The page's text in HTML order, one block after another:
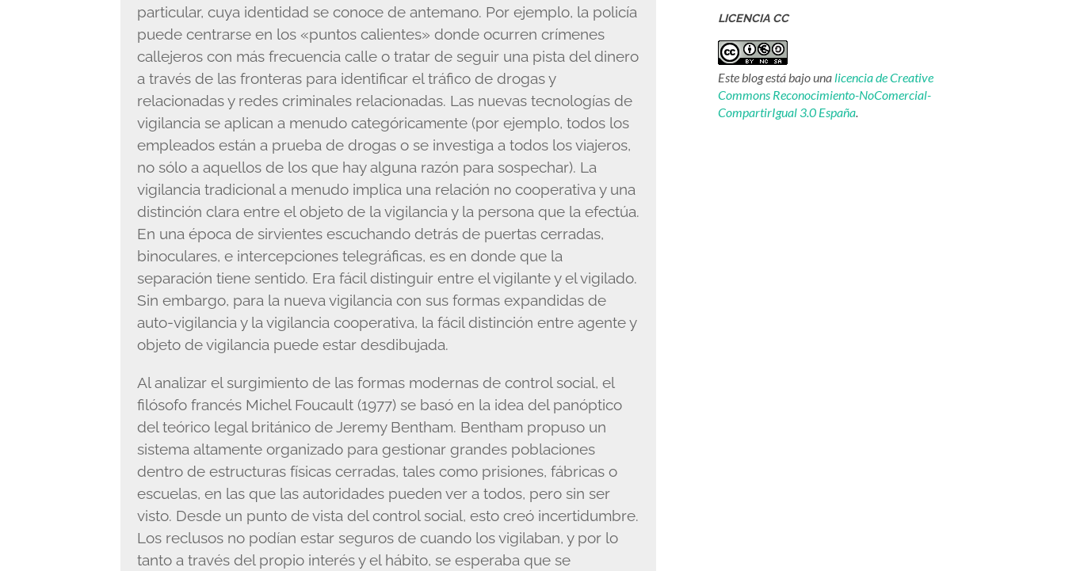
particular, cuya identidad se conoce de antemano. Por ejemplo, la policía
puede centrarse en los «puntos calientes» donde ocurren crímenes
callejeros con más frecuencia calle o tratar de seguir una pista del dinero
a través de las fronteras para identificar el tráfico de drogas y
relacionadas y redes criminales relacionadas. Las nuevas tecnologías de
vigilancia se aplican a menudo categóricamente (por ejemplo, todos los
empleados están a prueba de drogas o se investiga a todos los viajeros,
no sólo a aquellos de los que hay alguna razón para sospechar). La
vigilancia tradicional a menudo implica una relación no cooperativa y una
distinción clara entre el objeto de la vigilancia y la persona que la efectúa.
En una época de sirvientes escuchando detrás de puertas cerradas,
binoculares, e intercepciones telegráficas, es en donde que la
separación tiene sentido. Era fácil distinguir entre el vigilante y el vigilado.
Sin embargo, para la nueva vigilancia con sus formas expandidas de
auto-vigilancia y la vigilancia cooperativa, la fácil distinción entre agente y
objeto de vigilancia puede estar desdibujada.
Al analizar el surgimiento de las formas modernas de control social, el
filósofo francés Michel Foucault (1977) se basó en la idea del panóptico
del teórico legal británico de Jeremy Bentham. Bentham propuso un
sistema altamente organizado para gestionar grandes poblaciones
dentro de estructuras físicas cerradas, tales como prisiones, fábricas o
escuelas, en las que las autoridades pueden ver a todos, pero sin ser
visto. Desde un punto de vista del control social, esto creó incertidumbre.
Los reclusos no podían estar seguros de cuando los vigilaban, y por lo
tanto a través del propio interés y el hábito, se esperaba que se
LICENCIA CC
Este blog está bajo unalicencia de Creative
Commons Reconocimiento-NoComercial-
CompartirIgual 3.0 España.